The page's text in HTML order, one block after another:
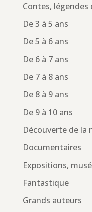
Contes, légendes
De 3 à 5 ans
De 5 à 6 ans
De 6 à 7 ans
De 7 à 8 ans
De 8 à 9 ans
De 9 à 10 ans
Découverte de la
Documentaires
Expositions,
Fantastique
Grands auteurs